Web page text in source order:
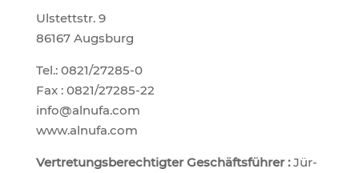
Ulstett­str. 9
86167 Augs­burg
Tel.: 0821/27285-0
Fax : 0821/27285-22
info@alnufa.com
www.alnufa.com
Ver­tre­tungs­be­rech­tig­ter Geschäfts­füh­rer :Jür­